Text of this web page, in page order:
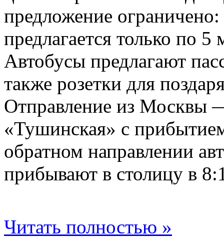
предложение
предлагается только по 5
Автобусы предлагают
также розетки для
Отправление из Москвы
«Тушинская» с
обратном направлении
прибывают в столицу в
Читать полностью »